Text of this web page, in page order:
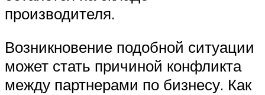
производителя.
Возникновение подобной ситуации
может стать причиной конфликта
между партнерами по бизнесу. Как